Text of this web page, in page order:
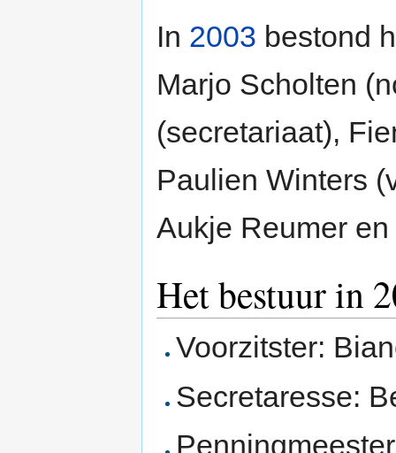
In 2003 bestond
Marjo Scholten
(secretariaat),
Paulien Winters
Aukje Reumer
Het bestuur in
Voorzitster:
Secretaresse: